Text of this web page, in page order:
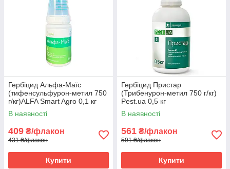
Гербіцид Альфа-Маїс
(тифенсульфурон-метил 750
г/кг)ALFA Smart Agro 0,1 кг
В наявності
409 ₴/флакон
431 ₴/флакон
Купити
Гербіцид Пристар
(Трибенурон-метил 750 г/кг)
Pest.ua 0,5 кг
В наявності
561 ₴/флакон
591 ₴/флакон
Купити